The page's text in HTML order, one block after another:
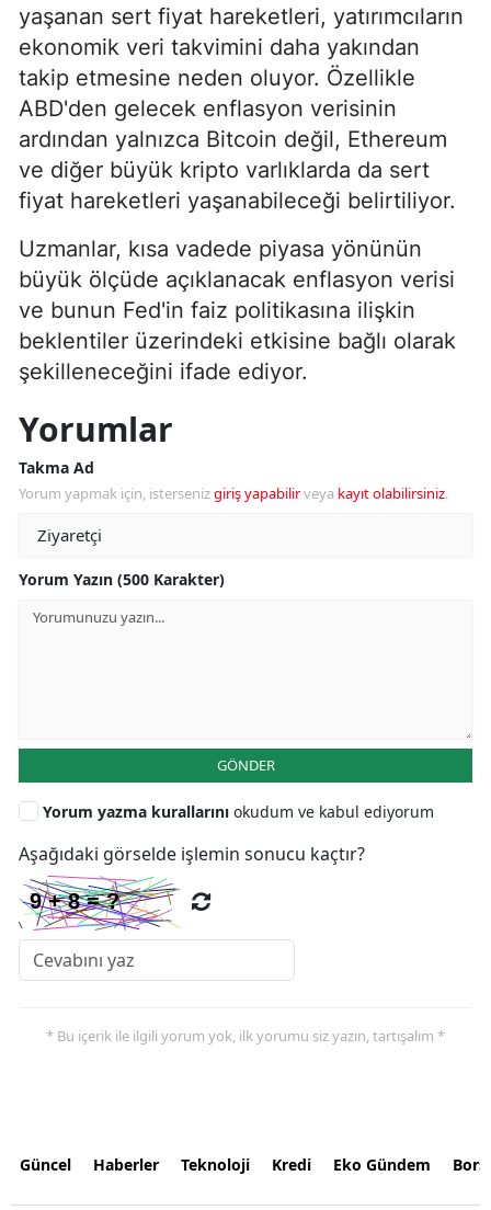
yaşanan sert fiyat hareketleri, yatırımcıların
ekonomik veri takvimini daha yakından
takip etmesine neden oluyor. Özellikle
ABD'den gelecek enflasyon verisinin
ardından yalnızca Bitcoin değil, Ethereum
ve diğer büyük kripto varlıklarda da sert
fiyat hareketleri yaşanabileceği belirtiliyor.
Uzmanlar, kısa vadede piyasa yönünün
büyük ölçüde açıklanacak enflasyon verisi
ve bunun Fed'in faiz politikasına ilişkin
beklentiler üzerindeki etkisine bağlı olarak
şekilleneceğini ifade ediyor.
Yorumlar
Takma Ad
Yorum yapmak için, istersenizgiriş yapabilirveya kayıt olabilirsiniz.
Yorum Yazın (500 Karakter)
GÖNDER
Yorum yazma kurallarını okudum ve kabul ediyorum
Aşağıdaki görselde işlemin sonucu kaçtır?
* Bu içerik ile ilgili yorum yok, ilk yorumu siz yazın, tartışalım *
Güncel Haberler Teknoloji Kredi Eko Gündem